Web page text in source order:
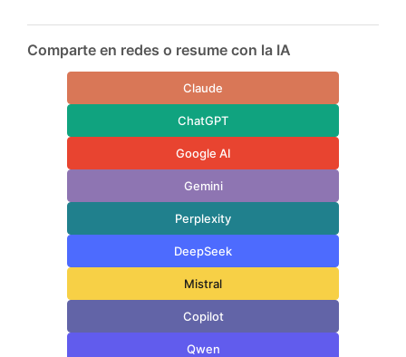
Comparte en redes o resume con la IA
Claude
ChatGPT
Google AI
Gemini
Perplexity
DeepSeek
Mistral
Copilot
Qwen